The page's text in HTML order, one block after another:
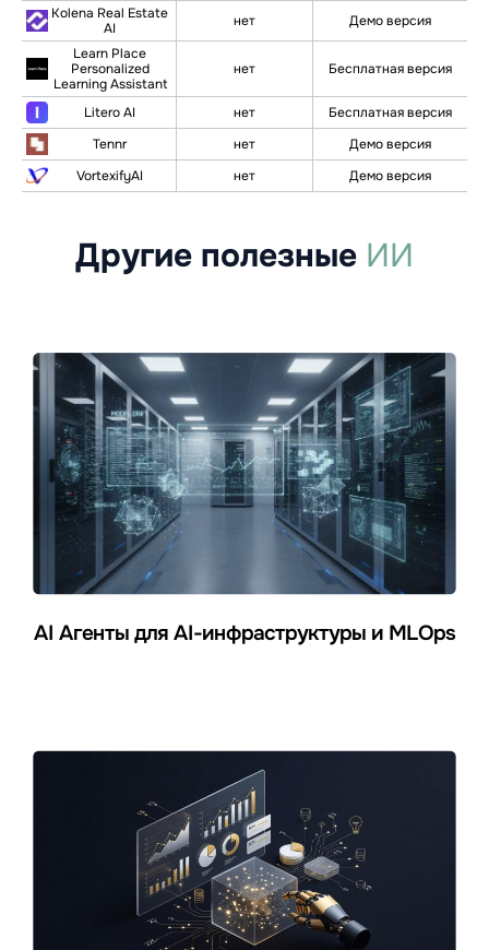
Kolena Real Estate
AI
нет
Демо версия
Learn Place
Personalized
Learning Assistant
нет Бесплатная версия
Litero AI нет
Бесплатная версия
Tennr
нет
Демо версия
VortexifyAI
нет Демо версия
Другие полезные ИИ
AI Агенты для AI-инфраструктуры и MLOps